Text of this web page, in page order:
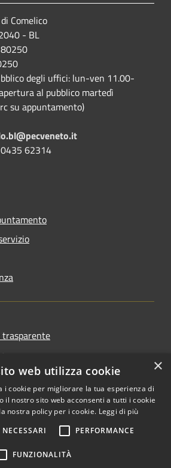
Comelico
- BL
degli uffici: lun-ven 11.00-
al pubblico martedì
su appuntamento)
62314
Copyright © 2026 • Comune di
×
web utilizza cookie
i cookie per migliorare la tua esperienza di
il nostro sito web acconsenti a tutti i cookie
nostra policy per i cookie. Leggi di più
PERFORMANCE
FUNZIONALITÀ